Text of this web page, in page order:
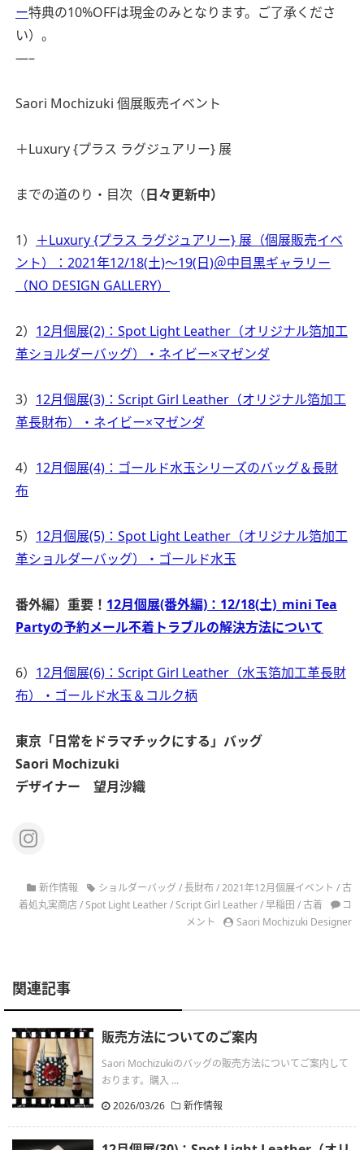
ー特典の10%OFFは現金のみとなります。ご了承くださ
い）。
—–
Saori Mochizuki 個展販売イベント
＋Luxury {プラス ラグジュアリー} 展
までの道のり・目次（日々更新中）
1） ＋Luxury {プラス ラグジュアリー} 展（個展販売イベ
ント）：2021年12/18(土)〜19(日)＠中目黒ギャラリー
（NO DESIGN GALLERY）
2） 12月個展(2)：Spot Light Leather（オリジナル箔加工
革ショルダーバッグ）・ネイビー×マゼンダ
3） 12月個展(3)：Script Girl Leather（オリジナル箔加工
革長財布）・ネイビー×マゼンダ
4） 12月個展(4)：ゴールド水玉シリーズのバッグ＆長財
布
5） 12月個展(5)：Spot Light Leather（オリジナル箔加工
革ショルダーバッグ）・ゴールド水玉
番外編）重要！ 12月個展(番外編)：12/18(土)_mini Tea
Partyの予約メール不着トラブルの解決方法について
6） 12月個展(6)：Script Girl Leather（水玉箔加工革長財
布）・ゴールド水玉＆コルク柄
東京 「日常をドラマチックにする」バッグ
Saori Mochizuki
デザイナー 望月沙織
新作情報 ショルダーバッグ/長財布/2021年12月個展イベント /古
着処丸実商店/Spot Light Leather/Script Girl Leather/早稲田 /古着
コ
メント
Saori Mochizuki Designer
関連記事
販売方法についてのご案内
Saori Mochizukiのバッグの販売方法についてご案内して
おります。購入 ...
2026/03/26
新作情報